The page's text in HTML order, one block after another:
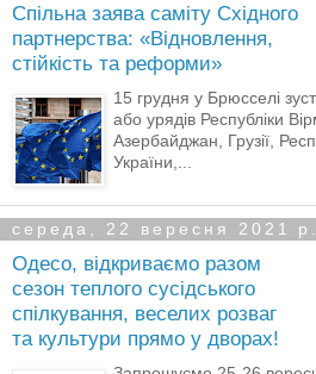
Спільна заява саміту Східного
партнерства: «Відновлення,
стійкість та реформи»
15 грудня у Брюсселі
або урядів Республіки
Азербайджан, Грузії,
України,...
середа, 22 вересня 2021 р.
Одесо, відкриваємо разом
сезон теплого сусідського
спілкування, веселих розваг
та культури прямо у дворах!